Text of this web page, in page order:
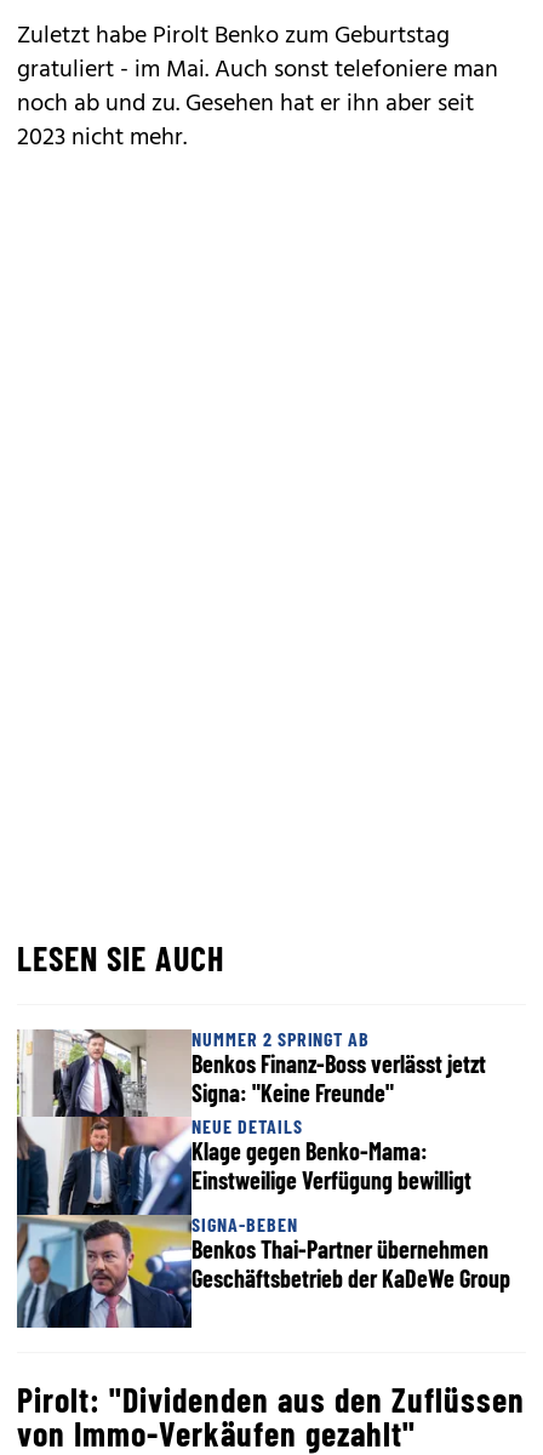
Zuletzt habe Pirolt Benko zum Geburtstag
gratuliert - im Mai. Auch sonst telefoniere man
noch ab und zu. Gesehen hat er ihn aber seit
2023 nicht mehr.
LESEN SIE AUCH
NUMMER 2 SPRINGT AB
Benkos Finanz-Boss verlässt jetzt
Signa: "Keine Freunde"
NEUE DETAILS
Klage gegen Benko-Mama:
Einstweilige Verfügung bewilligt
SIGNA-BEBEN
Benkos Thai-Partner übernehmen
Geschäftsbetrieb der KaDeWe Group
Pirolt: "Dividenden aus den Zuflüssen
von Immo-Verkäufen gezahlt"